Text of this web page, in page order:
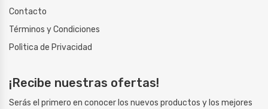
Contacto
Términos y Condiciones
Polìtica de Privacidad
¡Recibe nuestras ofertas!
Serás el primero en conocer los nuevos productos y los mejores